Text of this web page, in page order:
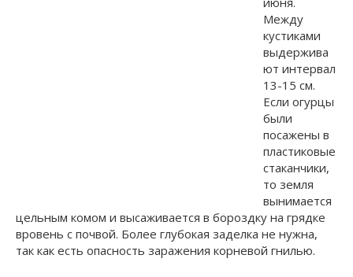
Между
кустиками
выдержива
ют интервал
13-15 см.
Если огурцы
были
посажены в
пластиковые
стаканчики,
то земля
вынимается
цельным комом и высаживается в бороздку на грядке
вровень с почвой. Более глубокая заделка не нужна,
так как есть опасность заражения корневой гнилью.